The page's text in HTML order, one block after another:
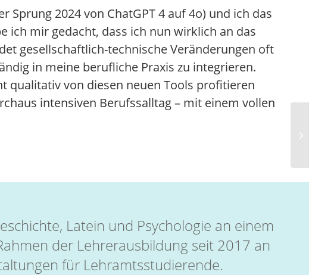
2024 von ChatGPT 4 auf 4o) und ich das
ich mir gedacht, dass ich nun wirklich an das
gesellschaftlich-technische Veränderungen oft
in meine berufliche Praxis zu integrieren.
qualitativ von diesen neuen Tools profitieren
intensiven Berufssalltag – mit einem vollen
Latein und Psychologie an einem
der Lehrerausbildung seit 2017 an
für Lehramtsstudierende.